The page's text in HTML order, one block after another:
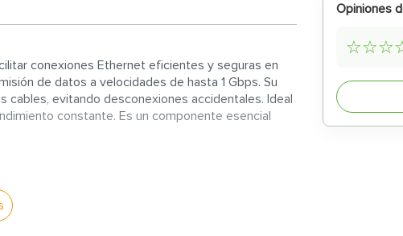
conexiones Ethernet eficientes y seguras en
de datos a velocidades de hasta 1 Gbps. Su
cables, evitando desconexiones accidentales. Ideal
constante. Es un componente esencial
con cables UTP que soportan hasta 1 Gbps de
en redes domésticas y de oficina. Cumple con
Opiniones
☆☆☆